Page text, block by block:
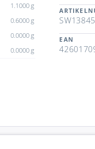
1.1000 g
0.6000 g
0.0000 g
0.0000 g
EAN